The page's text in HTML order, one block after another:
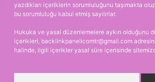
yazdıkları içeriklerin sorumluluğunu taşımakta
bu sorumluluğu kabul etmiş sayılırlar.
Hukuka ve yasal düzenlemelere aykırı olduğunu
içerikleri, backlinkpanelicomtr@gmail.com
halinde, ilgili içerikler yasal süre içerisinde